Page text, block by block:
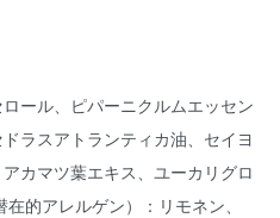
ール、ピパーニクルムエッセン
ラスアトランティカ油、セイヨ
カマツ葉エキス、ユーカリグロ
的アレルゲン）：リモネン、